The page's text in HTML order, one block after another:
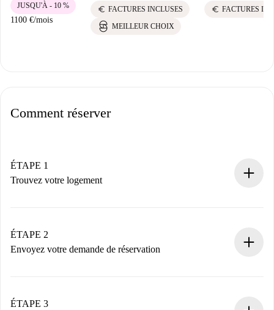
1100 €/mois
JUSQU'À - 10 % euro FACTURES INCLUSES
MEILLEUR CHOIX
euro FACTURES
Comment réserver
ÉTAPE 1
Trouvez votre logement
Vous disposez à l’avance de toutes les informations
nécessaires.
ÉTAPE 2
Envoyez votre demande de réservation
Nous ne vous facturerons rien tant que le propriétaire
ÉTAPE 3